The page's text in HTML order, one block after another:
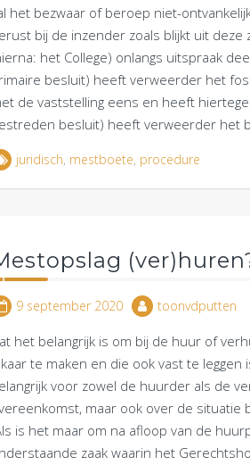
het bezwaar of beroep niet-
bij de inzender zoals blijkt uit deze
het College) onlangs uitspraak
besluit) heeft verweerder het
de vaststelling eens en heeft
besluit) heeft verweerder het
juridisch, mestboete, procedure
9 september 2020 toonvdputten
het belangrijk is om bij de huur of
te maken en die ook vast te
voor zowel de huurder als de
maar ook over de situatie
is het maar om na afloop van de
zaak waarin het